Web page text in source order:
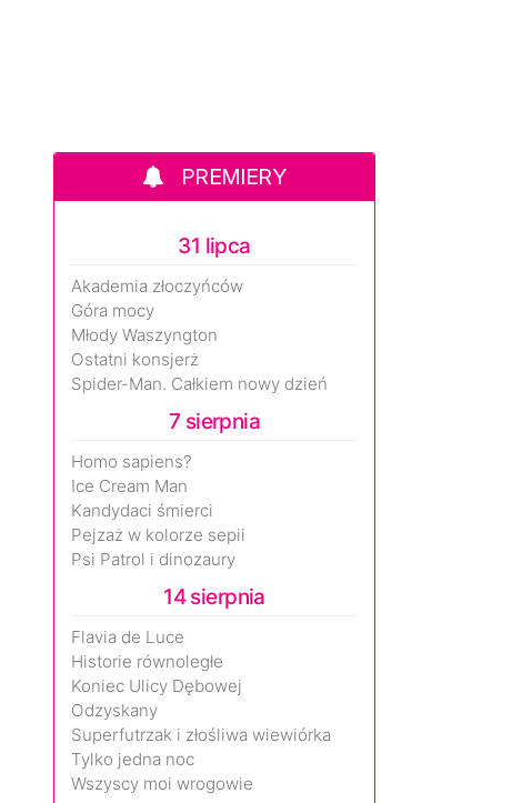
PREMIERY
31 lipca
Akademia złoczyńców
Góra mocy
Młody Waszyngton
Ostatni konsjerż
Spider-Man. Całkiem nowy dzień
7 sierpnia
Homo sapiens?
Ice Cream Man
Kandydaci śmierci
Pejzaż w kolorze sepii
Psi Patrol i dinozaury
14 sierpnia
Flavia de Luce
Historie równoległe
Koniec Ulicy Dębowej
Odzyskany
Superfutrzak i złośliwa wiewiórka
Tylko jedna noc
Wszyscy moi wrogowie